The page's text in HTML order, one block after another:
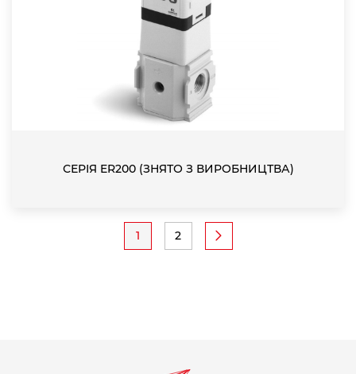
СЕРІЯ ER200 (ЗНЯТО З ВИРОБНИЦТВА)
Поточна
1 Page
2